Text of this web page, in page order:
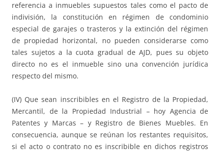
referencia a inmuebles supuestos tales como el pacto de
indivisión, la constitución en régimen de condominio
especial de garajes o trasteros y la extinción del régimen
de propiedad horizontal, no pueden considerarse como
tales sujetos a la cuota gradual de AJD, pues su objeto
directo no es el inmueble sino una convención jurídica
respecto del mismo.
(IV) Que sean inscribibles en el Registro de la Propiedad,
Mercantil, de la Propiedad Industrial – hoy Agencia de
Patentes y Marcas – y Registro de Bienes Muebles. En
consecuencia, aunque se reúnan los restantes requisitos,
si el acto o contrato no es inscribible en dichos registros